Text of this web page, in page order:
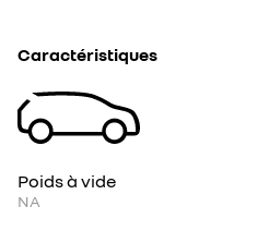
Caractéristiques
Poids à vide
NA